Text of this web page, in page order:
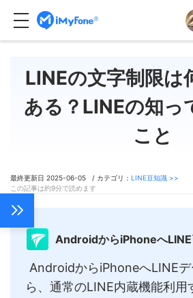
LINEの文字制限は
ある？LINEの知っ
こと
最終更新日 2025-06-05 / カテゴリ： LINE豆知識 >>
この記事は約9分で読めます
AndroidからiPhoneへLINE
AndroidからiPhoneへLINE
ら、通常のLINE内蔵機能利用